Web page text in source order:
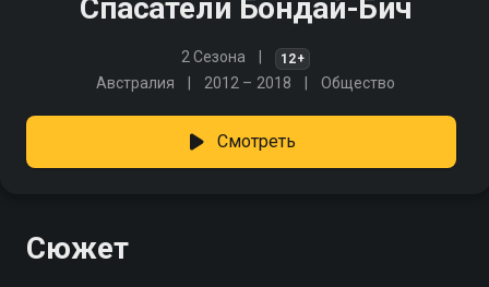
Спасатели Бондай-Бич
2 Сезона 12+
Австралия 2012 – 2018 Общество
Смотреть
Сюжет